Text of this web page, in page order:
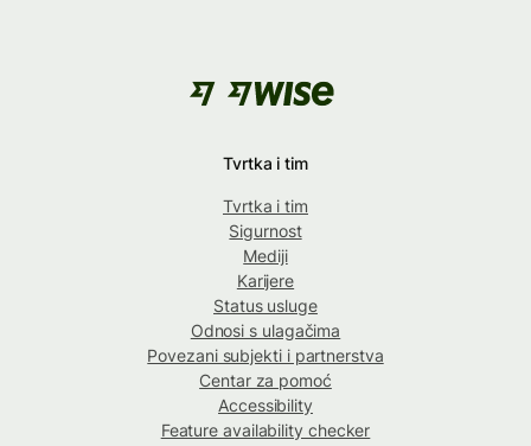
Tvrtka i tim
Tvrtka i tim
Sigurnost
Mediji
Karijere
Status usluge
Odnosi s ulagačima
Povezani subjekti i partnerstva
Centar za pomoć
Accessibility
Feature availability checker